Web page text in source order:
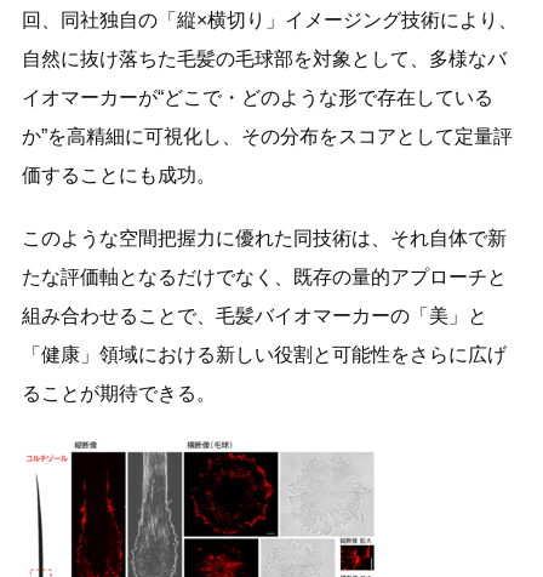
回、同社独自の「縦×横切り」イメージング技術により、
自然に抜け落ちた毛髪の毛球部を対象として、多様なバ
イオマーカーが“どこで・どのような形で存在している
か”を高精細に可視化し、その分布をスコアとして定量評
価することにも成功。
このような空間把握力に優れた同技術は、それ自体で新
たな評価軸となるだけでなく、既存の量的アプローチと
組み合わせることで、毛髪バイオマーカーの「美」と
「健康」領域における新しい役割と可能性をさらに広げ
ることが期待できる。